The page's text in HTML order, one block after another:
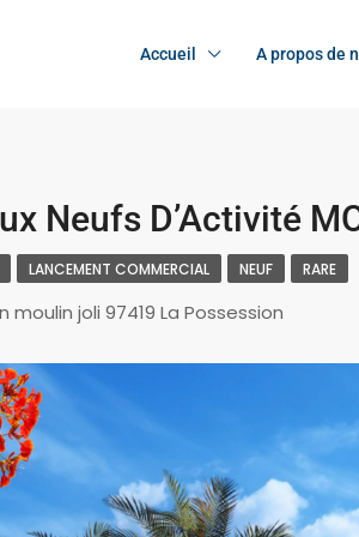
Accueil A propos de
Neufs D’Activité
LANCEMENT COMMERCIAL NEUF RARE
moulin joli 97419 La Possession